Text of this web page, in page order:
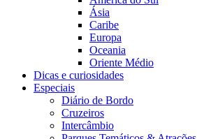
Ásia
Caribe
Europa
Oceania
Oriente Médio
Dicas e curiosidades
Especiais
Diário de Bordo
Cruzeiros
Intercâmbio